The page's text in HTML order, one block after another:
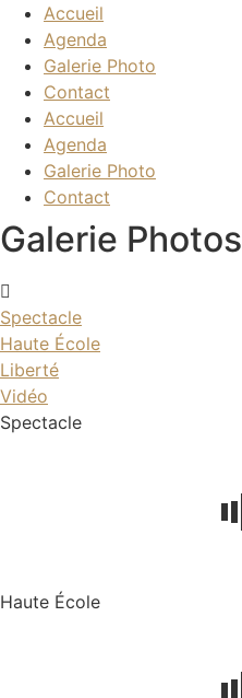
Accueil
Agenda
Galerie Photo
Contact
Accueil
Agenda
Galerie Photo
Contact
Galerie Photos
Spectacle
Haute École
Liberté
Vidéo
Spectacle
Haute École